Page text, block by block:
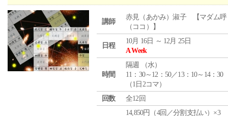
講師
赤見（あかみ）淑子 【マダム呼
（ココ）】
日程
10月 16日 ～ 12月 25日
A Week
時間
隔週 （水）
11：30～12：50／13：10～14：30
（1日2コマ）
回数
全12回
14,850円（4回／分割支払い）×3